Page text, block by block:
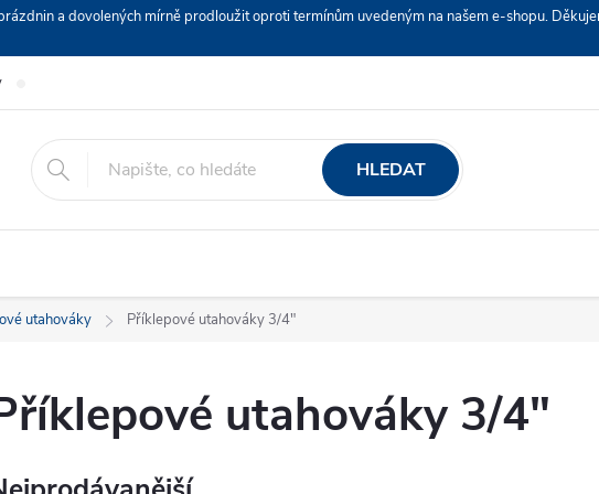
a dovolených mírně prodloužit oproti termínům uvedeným na našem e-shopu.
HLEDAT
utahováky Příklepové utahováky 3/4"
utahováky 3/4"